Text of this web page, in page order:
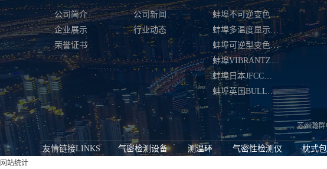
蚌埠强力背胶变色测温贴-HTS系列 | 7.5×7.5㎜
公司简介
企业展示
荣誉证书
公司新闻
行业动态
蚌埠不可逆变色测温贴片
蚌埠多温度显示热敏试纸
蚌埠可逆型变色温度标签
蚌埠英国BULLERS测温币
苏州瀚群
友情链接LINKS 气密检测设备 测温环 气密性检测仪 枕式
网站统计